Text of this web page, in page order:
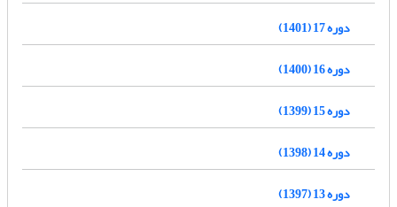
دوره 17 (1401)
دوره 16 (1400)
دوره 15 (1399)
دوره 14 (1398)
دوره 13 (1397)